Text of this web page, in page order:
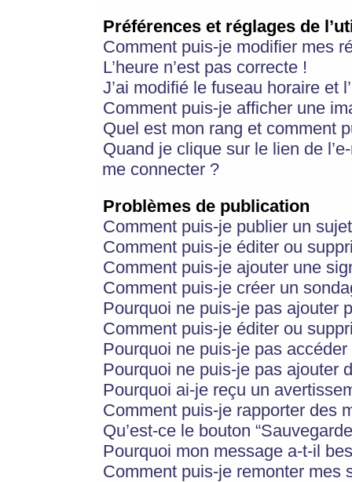
Préférences et réglages de
Comment puis-je modifier mes
L’heure n’est pas correcte !
J’ai modifié le fuseau horaire et
Comment puis-je afficher une
Quel est mon rang et comment
Quand je clique sur le lien de
me connecter ?
Problèmes de publication
Comment puis-je publier un
Comment puis-je éditer ou
Comment puis-je ajouter une
Comment puis-je créer un
Pourquoi ne puis-je pas ajouter
Comment puis-je éditer ou
Pourquoi ne puis-je pas
Pourquoi ne puis-je pas ajouter
Pourquoi ai-je reçu un
Comment puis-je rapporter des
Qu’est-ce le bouton
Pourquoi mon message a-t-il
Comment puis-je remonter mes